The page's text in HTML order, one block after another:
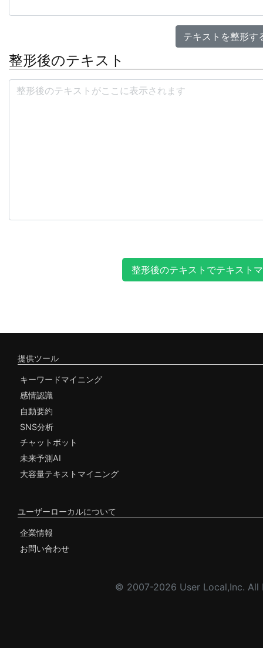
テキストを整形す
整形後のテキスト
提供ツール
キーワードマイニング
感情認識
自動要約
SNS分析
チャットボット
未来予測AI
大容量テキストマイニング
ユーザーローカルについて
企業情報
お問い合わせ
© 2007-2026 User Local,Inc. All